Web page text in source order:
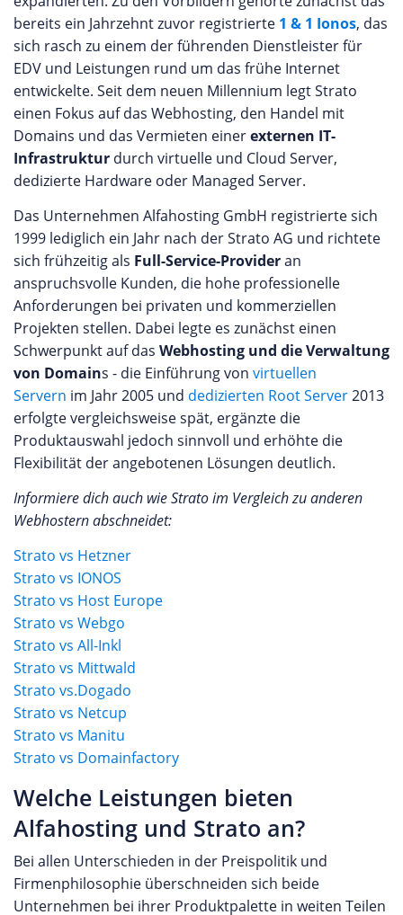
bereits ein Jahrzehnt zuvor registrierte 1 & 1 Ionos, das
sich rasch zu einem der führenden Dienstleister für
EDV und Leistungen rund um das frühe Internet
entwickelte. Seit dem neuen Millennium legt Strato
einen Fokus auf das Webhosting, den Handel mit
Domains und das Vermieten einerexternen IT-
Infrastruktur durch virtuelle und Cloud Server,
dedizierte Hardware oder Managed Server.
Das Unternehmen Alfahosting GmbH registrierte sich
1999 lediglich ein Jahr nach der Strato AG und richtete
sich frühzeitig als Full-Service-Provideran
anspruchsvolle Kunden, die hohe professionelle
Anforderungen bei privaten und kommerziellen
Projekten stellen. Dabei legte es zunächst einen
Schwerpunkt auf das Webhosting und die Verwaltung
von Domains - die Einführung von virtuellen
Servern im Jahr 2005 und dedizierten Root Server2013
erfolgte vergleichsweise spät, ergänzte die
Produktauswahl jedoch sinnvoll und erhöhte die
Flexibilität der angebotenen Lösungen deutlich.
Informiere dich auch wie Strato im Vergleich zu anderen
Webhostern abschneidet:
Strato vs Hetzner
Strato vs IONOS
Strato vs Host Europe
Strato vs Webgo
Strato vs All-Inkl
Strato vs Mittwald
Strato vs.Dogado
Strato vs Netcup
Strato vs Manitu
Strato vs Domainfactory
Welche Leistungen bieten
Alfahosting und Strato an?
Bei allen Unterschieden in der Preispolitik und
Firmenphilosophie überschneiden sich beide
Unternehmen bei ihrer Produktpalette in weiten Teilen